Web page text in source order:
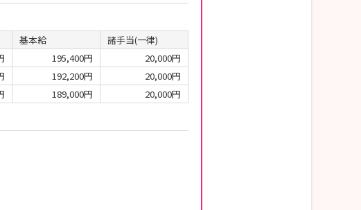
基本給
諸手当(一律)
195,400円
20,000円
192,200円
20,000円
189,000円
20,000円